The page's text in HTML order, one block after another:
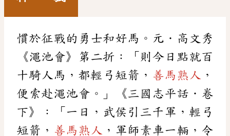
慣於征戰的勇士和好馬。元．高文秀
《澠池會》第二折：「則今日點就百
十騎人馬，都輕弓短箭， 善馬熟人 ，
便索赴澠池會。」《三國志平話．卷
下》：「一日，武侯引三千軍，輕弓
短箭， 善馬熟人 ，軍師素車一輛，令